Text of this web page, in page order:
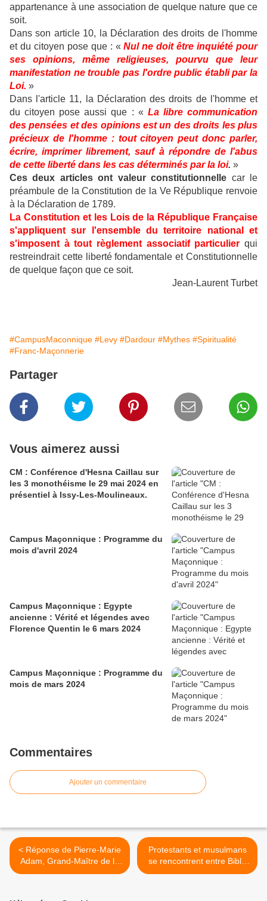
appartenance à une association de quelque nature que ce
soit.
Dans son article 10, la Déclaration des droits de l'homme
et du citoyen pose que : «Nul ne doit être inquiété pour
ses opinions, même religieuses, pourvu que leur
manifestation ne trouble pas l'ordre public établi par la
Loi. »
Dans l'article 11, la Déclaration des droits de l'homme et
du citoyen pose aussi que : « La libre communication
des pensées et des opinions est un des droits les plus
précieux de l'homme : tout citoyen peut donc parler,
écrire, imprimer librement, sauf à répondre de l'abus
de cette liberté dans les cas déterminés par la loi. »
Ces deux articles ont valeur constitutionnelle car le
préambule de la Constitution de la Ve République renvoie
à la Déclaration de 1789.
La Constitution et les Lois de la République Française
s'appliquent sur l'ensemble du territoire national et
s'imposent à tout règlement associatif particulier qui
restreindrait cette liberté fondamentale et Constitutionnelle
de quelque façon que ce soit.
Jean-Laurent Turbet
#CampusMaconnique #Levy #Dardour #Mythes #Spiritualité
#Franc-Maçonnerie
Partager
Vous aimerez aussi
CM : Conférence d'Hesna Caillau sur
les 3 monothéisme le 29 mai 2024 en
présentiel à Issy-Les-Moulineaux.
Campus Maçonnique : Programme du
mois d'avril 2024
Campus Maçonnique : Egypte
ancienne : Vérité et légendes avec
Florence Quentin le 6 mars 2024
Campus Maçonnique : Programme du
mois de mars 2024
Commentaires
Ajouter un commentaire
< Réponse de Pierre-Marie
Adam, Grand-Maître de la
Grande Loge de France
Protestants et musulmans
se rencontrent entre Bible
et Coran le 29 septembre